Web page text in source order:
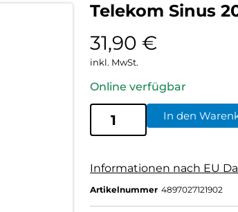
Telekom Sinus
31,90 €
inkl. MwSt.
Online verfügbar
In den
Informationen nach EU
Artikelnummer 4897027121902